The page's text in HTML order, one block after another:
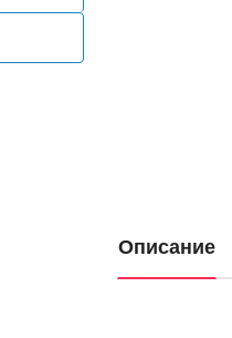
Описание